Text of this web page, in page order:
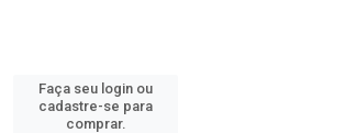
Faça seu login ou
cadastre-se para
comprar.